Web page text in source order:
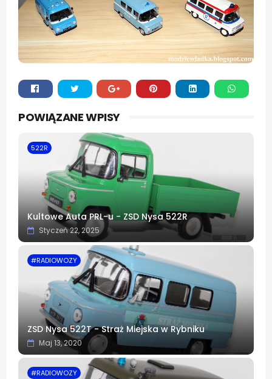
POWIĄZANE WPISY
522R
Kultowe Auta PRL-u - ZSD Nysa 522R
Styczeń 22, 2025
#RADIOWOZY
ZSD Nysa 522T - Straż Miejska w Rybniku
Maj 13, 2020
#RADIOWOZY